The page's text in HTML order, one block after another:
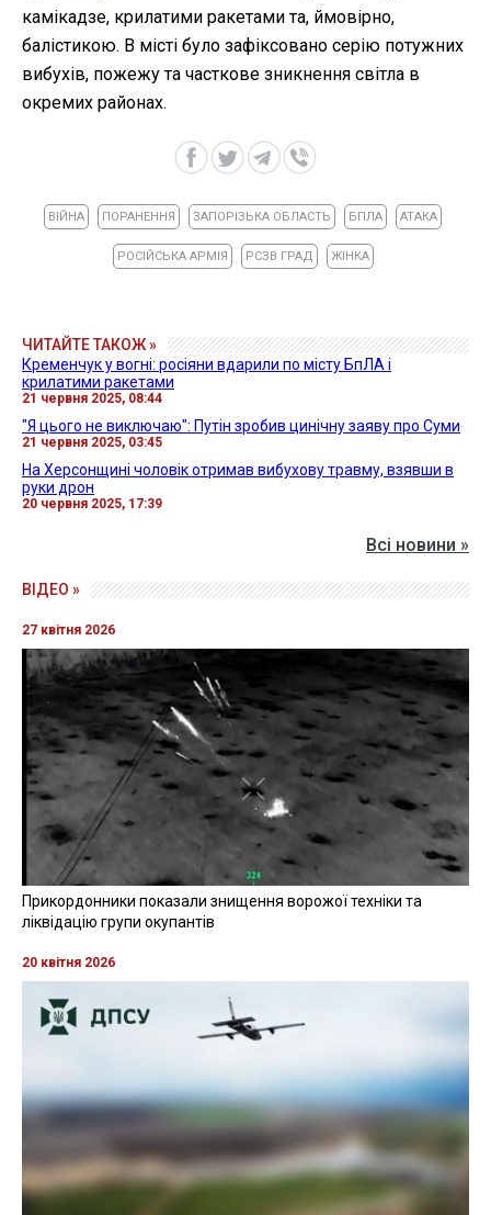
камікадзе, крилатими ракетами та, ймовірно,
балістикою. В місті було зафіксовано серію потужних
вибухів, пожежу та часткове зникнення світла в
окремих районах.
ВІЙНА ПОРАНЕННЯ ЗАПОРІЗЬКА ОБЛАСТЬ БПЛА АТАКА
РОСІЙСЬКА АРМІЯ РСЗВ ГРАД ЖІНКА
ЧИТАЙТЕ ТАКОЖ »
Кременчук у вогні: росіяни вдарили по місту БпЛА і
крилатими ракетами
21 червня 2025, 08:44
"Я цього не виключаю": Путін зробив цинічну заяву про Суми
21 червня 2025, 03:45
На Херсонщині чоловік отримав вибухову травму, взявши в
руки дрон
20 червня 2025, 17:39
Всі новини »
ВІДЕО »
27 квітня 2026
Прикордонники показали знищення ворожої техніки та
ліквідацію групи окупантів
20 квітня 2026